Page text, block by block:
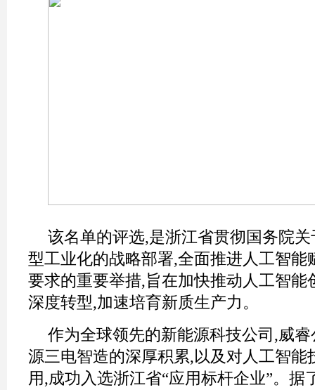
该名单的评选,是浙江省贯彻国务院
型工业化的战略部署,全面推进人工智能
要求的重要举措,旨在加快推动人工智能
深度转型,加速培育新质生产力。
作为全球领先的新能源科技公司,威
源三电智造的深厚积累,以及对人工智能
用,成功入选浙江省“应用标杆企业”。据